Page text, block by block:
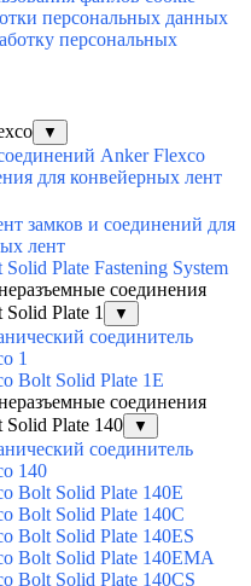
персональных данных
персональных
▼
Anker Flexco
для конвейерных лент
замков и соединений для
лент
Plate Fastening System
соединения
Plate 1
▼
соединитель
1
Bolt Solid Plate 1E
соединения
Plate 140
▼
соединитель
140
Bolt Solid Plate 140E
Bolt Solid Plate 140C
Bolt Solid Plate 140ES
Bolt Solid Plate 140EMA
Bolt Solid Plate 140CS